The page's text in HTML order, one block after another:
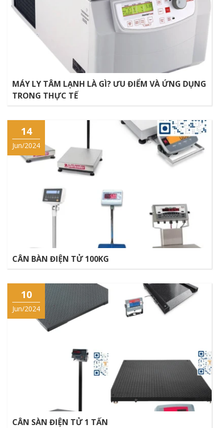
MÁY LY TÂM LẠNH LÀ GÌ? ƯU ĐIỂM VÀ ỨNG DỤNG
TRONG THỰC TẾ
14
Jun/2024
CÂN BÀN ĐIỆN TỬ 100KG
10
Jun/2024
CÂN SÀN ĐIỆN TỬ 1 TẤN